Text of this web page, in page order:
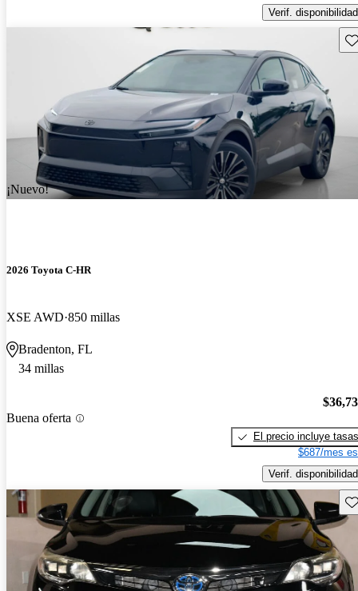
Verif. disponibilidad
¡Nuevo!
2026 Toyota C-HR
XSE AWD 850 millas
Bradenton, FL
34 millas
Buena oferta
El precio incluye tasas
$687/mes
Verif. disponibilidad